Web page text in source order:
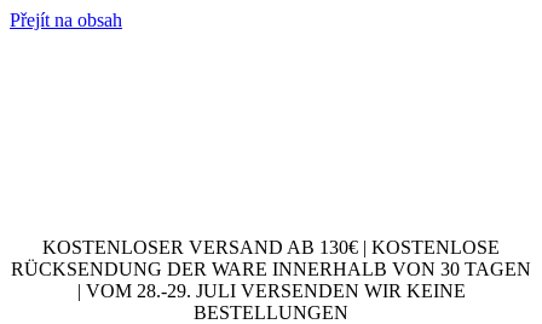
Přejít na obsah
KOSTENLOSER VERSAND AB 130€ | KOSTENLOSE
RÜCKSENDUNG DER WARE INNERHALB VON 30 TAGEN
| VOM 28.-29. JULI VERSENDEN WIR KEINE
BESTELLUNGEN